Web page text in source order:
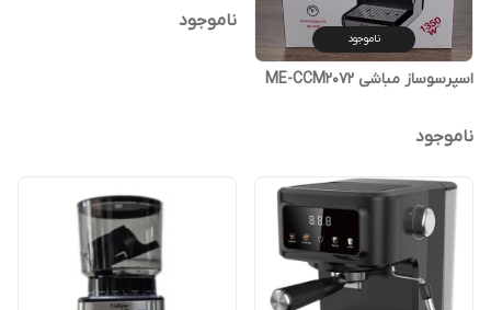
ناموجود
اسپرسوساز مباشی ME-CCM2072
ناموجود
ناموجود